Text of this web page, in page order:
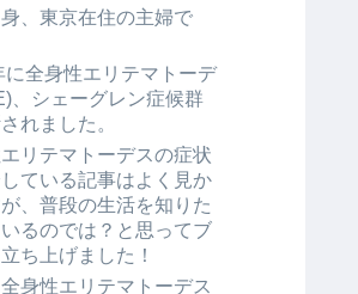
、東京在住の主婦で
に全身性エリテマトーデ
、シェーグレン症候群
れました。
リテマトーデスの症状
ている記事はよく見か
、普段の生活を知りた
るのでは？と思ってブ
ち上げました！
身性エリテマトーデス